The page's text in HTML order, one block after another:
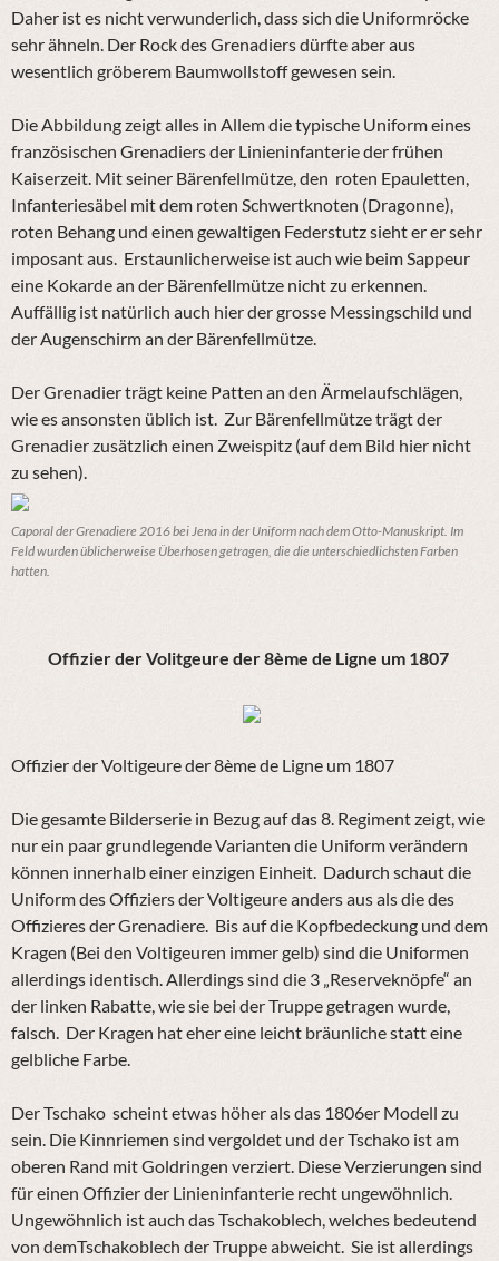
Daher ist es nicht verwunderlich, dass sich die Uniformröcke
sehr ähneln. Der Rock des Grenadiers dürfte aber aus
wesentlich gröberem Baumwollstoff gewesen sein.
Die Abbildung zeigt alles in Allem die typische Uniform eines
französischen Grenadiers der Linieninfanterie der frühen
Kaiserzeit. Mit seiner Bärenfellmütze, den roten Epauletten,
Infanteriesäbel mit dem roten Schwertknoten (Dragonne),
roten Behang und einen gewaltigen Federstutz sieht er er sehr
imposant aus. Erstaunlicherweise ist auch wie beim Sappeur
eine Kokarde an der Bärenfellmütze nicht zu erkennen.
Auffällig ist natürlich auch hier der grosse Messingschild und
der Augenschirm an der Bärenfellmütze.
Der Grenadier trägt keine Patten an den Ärmelaufschlägen,
wie es ansonsten üblich ist. Zur Bärenfellmütze trägt der
Grenadier zusätzlich einen Zweispitz (auf dem Bild hier nicht
zu sehen).
Caporal der Grenadiere 2016 bei Jena in der Uniform nach dem Otto-Manuskript. Im
Feld wurden üblicherweise Überhosen getragen, die die unterschiedlichsten Farben
hatten.
Offizier der Volitgeure der 8ème de Ligne um 1807
Offizier der Voltigeure der 8ème de Ligne um 1807
Die gesamte Bilderserie in Bezug auf das 8. Regiment zeigt, wie
nur ein paar grundlegende Varianten die Uniform verändern
können innerhalb einer einzigen Einheit. Dadurch schaut die
Uniform des Offiziers der Voltigeure anders aus als die des
Offizieres der Grenadiere. Bis auf die Kopfbedeckung und dem
Kragen (Bei den Voltigeuren immer gelb) sind die Uniformen
allerdings identisch. Allerdings sind die 3 „Reserveknöpfe“ an
der linken Rabatte, wie sie bei der Truppe getragen wurde,
falsch. Der Kragen hat eher eine leicht bräunliche statt eine
gelbliche Farbe.
Der Tschako scheint etwas höher als das 1806er Modell zu
sein. Die Kinnriemen sind vergoldet und der Tschako ist am
oberen Rand mit Goldringen verziert. Diese Verzierungen sind
für einen Offizier der Linieninfanterie recht ungewöhnlich.
Ungewöhnlich ist auch das Tschakoblech, welches bedeutend
von demTschakoblech der Truppe abweicht. Sie ist allerdings